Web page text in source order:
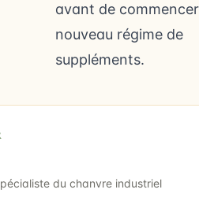
avant de
nouveau régime de
suppléments.
du chanvre industriel